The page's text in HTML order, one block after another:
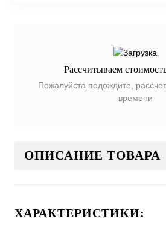
Рассчитываем
Пожалуйста подождите,
времени
ОПИСАНИЕ ТОВАРА
ХАРАКТЕРИСТИКИ: